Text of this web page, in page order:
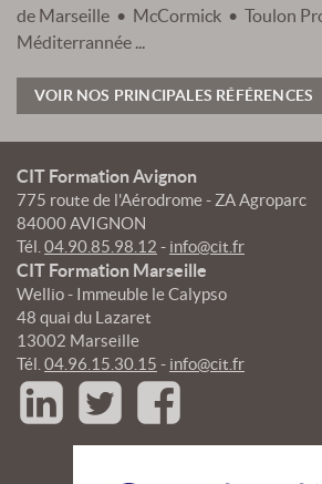
de Marseille • McCormick • Toulon
Méditerrannée ...
VOIR NOS PRINCIPALES RÉFÉRENCES
CIT Formation Avignon
775 route de l'Aérodrome - ZA Agroparc
84000 AVIGNON
Tél. 04.90.85.98.12 - info@cit.fr
CIT Formation Marseille
Wellio - Immeuble le Calypso
48 quai du Lazaret
13002 Marseille
Tél. 04.96.15.30.15 - info@cit.fr